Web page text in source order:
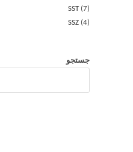
SST 7
SSZ 4
جستجو